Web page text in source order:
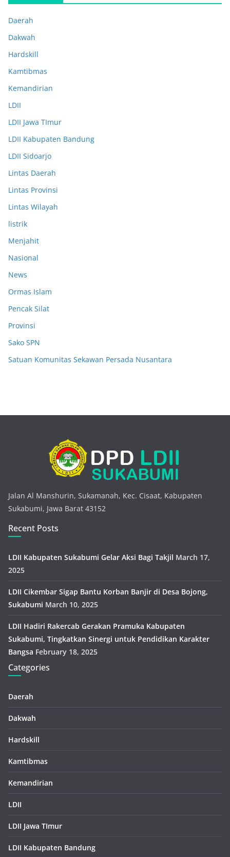
Daerah
Dakwah
Hardskill
Kamtibmas
Kemandirian
LDII
LDII Jawa TImur
LDII Kabupaten Bandung
LDII Sidoarjo
Lintas Daerah
Lintas Provinsi
Lintas Wilayah
listrik
Menjahit
Nasional
News
Ormas Islam
Pencak Silat
Provinsi
Sako SPN
Satuan Komunitas Sekawan Persada Nusantara
Jalan Al Manshurin, Sukamanah, Kec. Cisaat, Kabupaten
Sukabumi, Jawa Barat 43152
Recent Posts
LDII Kabupaten Sukabumi Gelar Aksi Bagi Takjil March 17,
2025
LDII Cikembar Sigap Bantu Korban Banjir di Desa Bojong,
Sukabumi March 10, 2025
LDII Hadiri Rakercab Gerakan Pramuka Kabupaten
Sukabumi, Tingkatkan Sinergi untuk Pendidikan Karakter
Bangsa February 18, 2025
Categories
Daerah
Dakwah
Hardskill
Kamtibmas
Kemandirian
LDII
LDII Jawa TImur
LDII Kabupaten Bandung